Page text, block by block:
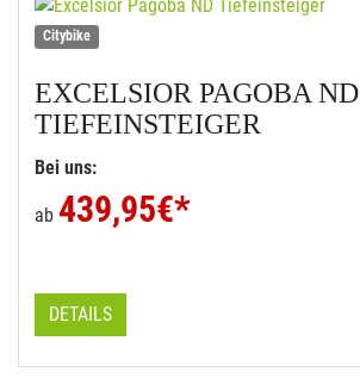
Citybike
EXCELSIOR PAGOBA ND
TIEFEINSTEIGER
Bei uns:
ab 439,95€*
DETAILS